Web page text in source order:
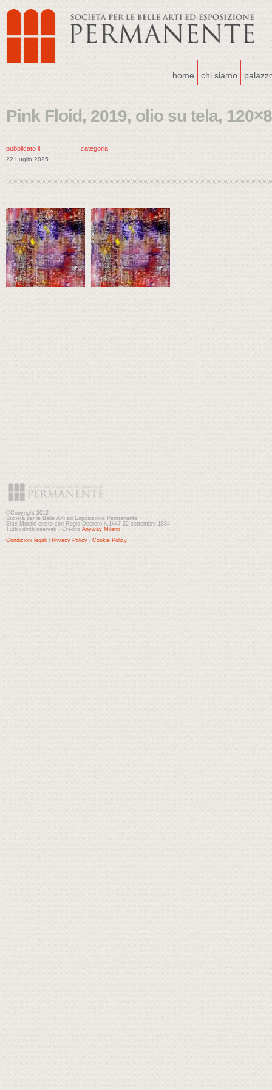
home chi siamo
Pink Floid, 2019, olio su tela,
pubblicato il
22 Luglio 2025
categoria
©Copyright 2012
Società per le Belle Arti ed Esposizione Permanente
Ente Morale eretto con Regio Decreto n.1447-22 settembre 1884
Tutti i diritti riservati - Credits Anyway Milano
Condizioni legali
Privacy Policy Cookie Policy